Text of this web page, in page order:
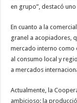
en grupo”, destacó
En cuanto a la
granel a acopiadores,
mercado interno como
al consumo local y
a mercados
Actualmente, la
ambicioso: la